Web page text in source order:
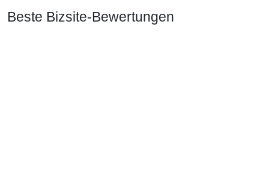
Beste Bizsite-Bewertungen